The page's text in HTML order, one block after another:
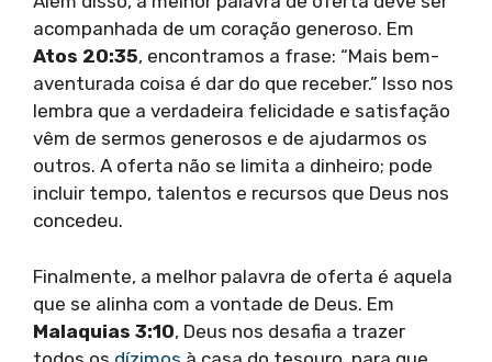
acompanhada de um coração generoso. Em
Atos 20:35, encontramos a frase: “Mais bem-
aventurada coisa é dar do que receber.” Isso nos
lembra que a verdadeira felicidade e satisfação
vêm de sermos generosos e de ajudarmos os
outros. A oferta não se limita a dinheiro; pode
incluir tempo, talentos e recursos que Deus nos
concedeu.
Finalmente, a melhor palavra de oferta é aquela
que se alinha com a vontade de Deus. Em
Malaquias 3:10, Deus nos desafia a trazer